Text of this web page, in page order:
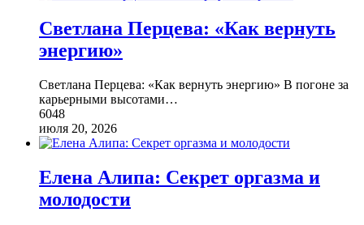
Светлана Перцева: «Как вернуть
энергию»
Светлана Перцева: «Как вернуть энергию» В погоне за
карьерными высотами…
6048
июля 20, 2026
Елена Алипа: Секрет оргазма и
молодости